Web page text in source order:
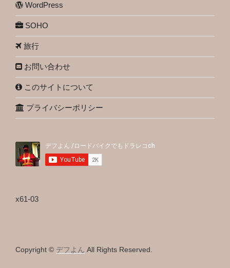
WordPress
SOHO
旅行
お問い合わせ
このサイトについて
プライバシーポリシー
x61-03
Copyright © デフよん All Rights Reserved.